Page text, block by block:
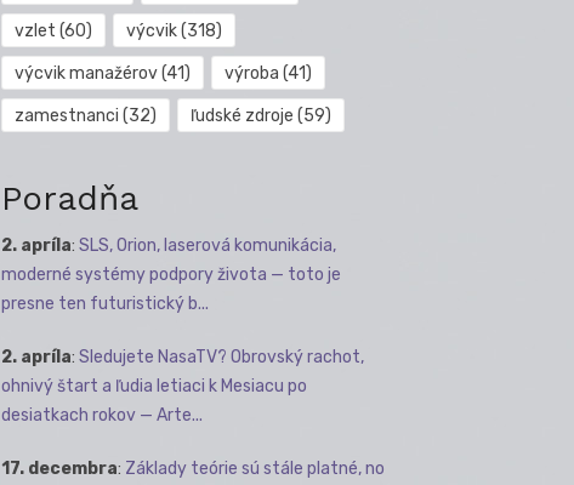
vzlet (60) výcvik(318)
výcvik manažérov(41) výroba (41)
zamestnanci (32) ľudské zdroje (59)
Poradňa
2. apríla: SLS, Orion, laserová komunikácia,
moderné systémy podpory života — toto je
presne ten futuristický b...
2. apríla: Sledujete NasaTV? Obrovský rachot,
ohnivý štart a ľudia letiaci k Mesiacu po
desiatkach rokov — Arte...
17. decembra: Základy teórie sú stále platné, no